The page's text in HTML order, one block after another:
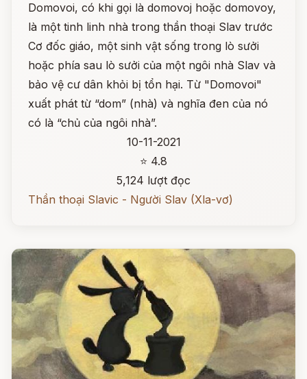
Domovoi, có khi gọi là domovoj hoặc domovoy,
là một tinh linh nhà trong thần thoại Slav trước
Cơ đốc giáo, một sinh vật sống trong lò sưởi
hoặc phía sau lò sưởi của một ngôi nhà Slav và
bảo vệ cư dân khỏi bị tổn hại. Từ "Domovoi"
xuất phát từ “dom” (nhà) và nghĩa đen của nó
có là “chủ của ngôi nhà”.
10-11-2021
⭐ 4.8
5,124 lượt đọc
Thần thoại Slavic - Người Slav (Xla-vơ)